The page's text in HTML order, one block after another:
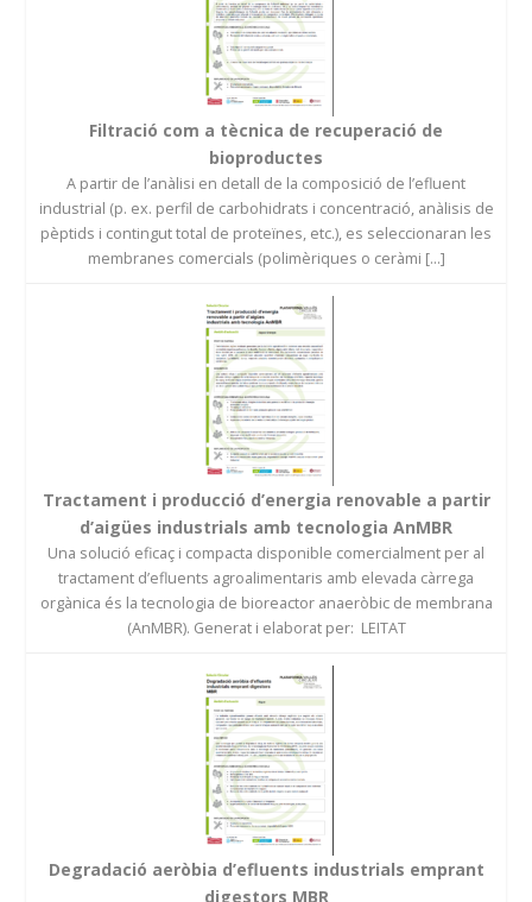
Filtració com a tècnica de recuperació de
bioproductes
A partir de l’anàlisi en detall de la composició de l’efluent
industrial (p. ex. perfil de carbohidrats i concentració, anàlisis de
pèptids i contingut total de proteïnes, etc.), es seleccionaran les
membranes comercials (polimèriques o ceràmi [...]
Tractament i producció d’energia renovable a partir
d’aigües industrials amb tecnologia AnMBR
Una solució eficaç i compacta disponible comercialment per al
tractament d’efluents agroalimentaris amb elevada càrrega
orgànica és la tecnologia de bioreactor anaeròbic de membrana
(AnMBR). Generat i elaborat per: LEITAT
Degradació aeròbia d’efluents industrials emprant
digestors MBR